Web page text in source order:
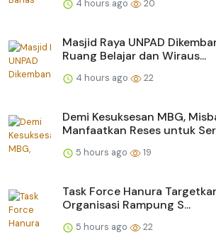
4 hours ago 20
Masjid Raya UNPAD
Ruang Belajar dan Wiraus...
4 hours ago 22
Demi Kesuksesan MBG,
Manfaatkan Reses untuk
5 hours ago 19
Task Force Hanura
Organisasi Rampung S...
5 hours ago 22